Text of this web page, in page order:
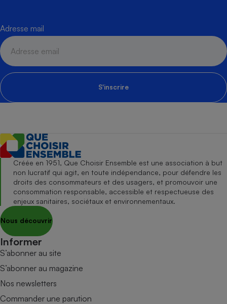
Adresse mail
S'inscrire
Créée en 1951, Que Choisir Ensemble est une association à but
non lucratif qui agit, en toute indépendance, pour défendre les
droits des consommateurs et des usagers, et promouvoir une
consommation responsable, accessible et respectueuse des
enjeux sanitaires, sociétaux et environnementaux.
Nous découvrir
Informer
S’abonner au site
S’abonner au magazine
Nos newsletters
Commander une parution